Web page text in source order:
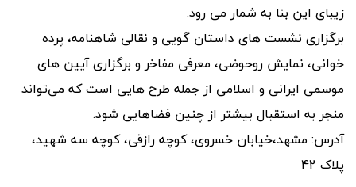
زیبای این بنا به شمار می رود.
برگزاری نشست های داستان گویی و نقالی شاهنامه، پرده
خوانی، نمایش روحوضی، معرفی مفاخر و برگزاری آیین های
موسمی ایرانی و اسلامی از جمله طرح هایی است که می‌تواند
منجر به استقبال بیشتر از چنین فضاهایی شود.
آدرس: مشهد،خیابان خسروی، کوچه رازقی، کوچه سه شهید،
پلاک 42